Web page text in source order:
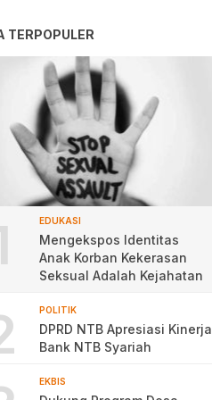
TERPOPULER
EDUKASI
Mengekspos Identitas
Anak Korban Kekerasan
Seksual Adalah Kejahatan
POLITIK
DPRD NTB Apresiasi Kinerja
Bank NTB Syariah
EKBIS